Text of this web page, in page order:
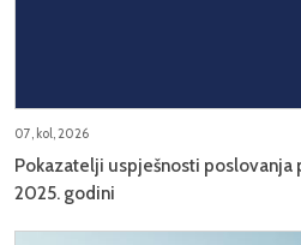
07, kol, 2026
Pokazatelji uspješnosti poslovanja
2025. godini